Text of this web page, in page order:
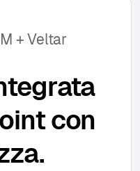
+ Veltar
con